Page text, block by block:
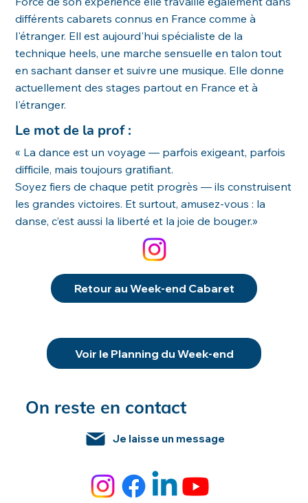
différents cabarets connus en France comme à
l'étranger. Ell est aujourd'hui spécialiste de la
technique heels, une marche sensuelle en talon tout
en sachant danser et suivre une musique. Elle donne
actuellement des stages partout en France et à
l'étranger.
Le mot de la prof :
« La dance est un voyage — parfois exigeant, parfois
difficile, mais toujours gratifiant.
Soyez fiers de chaque petit progrès — ils construisent
les grandes victoires. Et surtout, amusez-vous : la
danse, c’est aussi la liberté et la joie de bouger.»
Retour au Week-end Cabaret
Voir le Planning du Week-end
On reste en contact
Je laisse un message